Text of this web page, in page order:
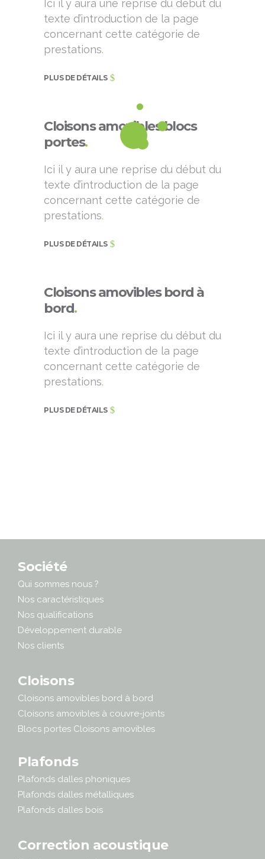
Ici il y aura une reprise du début du
texte d’introduction de la page
concernant cette catégorie de
prestations.
PLUS DE DÉTAILS
Cloisons amovibles blocs
portes.
Ici il y aura une reprise du début du
texte d’introduction de la page
concernant cette catégorie de
prestations.
PLUS DE DÉTAILS
Cloisons amovibles bord à
bord.
Ici il y aura une reprise du début du
texte d’introduction de la page
concernant cette catégorie de
prestations.
PLUS DE DÉTAILS
Société
Qui sommes nous ?
Nos caractéristiques
Nos qualifications
Développement durable
Nos clients
Cloisons
Cloisons amovibles bord à bord
Cloisons amovibles à couvre-joints
Blocs portes Cloisons amovibles
Plafonds
Plafonds dalles phoniques
Plafonds dalles métalliques
Plafonds dalles bois
Correction acoustique